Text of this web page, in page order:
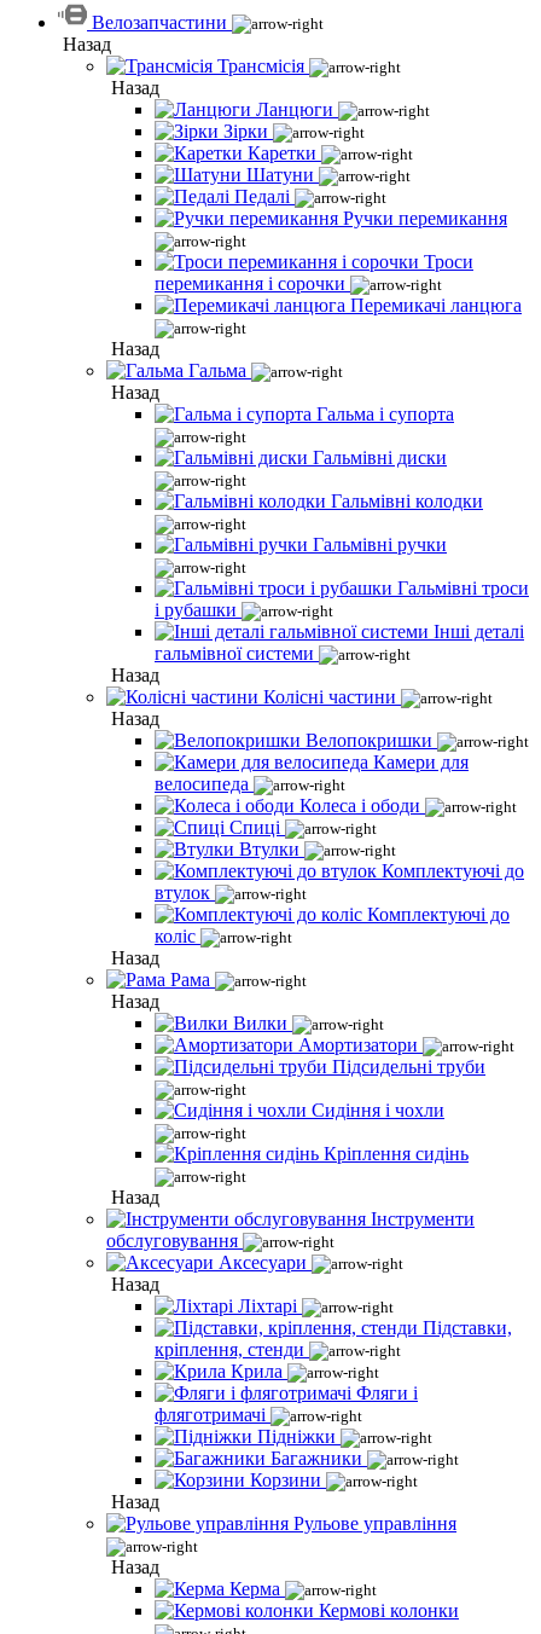
Велозапчастини
Назад
Трансмісія
Назад
Ланцюги
Зірки
Каретки
Шатуни
Педалі
Ручки перемикання
Троси
перемикання і сорочки
Перемикачі ланцюга
Назад
Гальма
Назад
Гальма і супорта
Гальмівні диски
Гальмівні колодки
Гальмівні ручки
Гальмівні троси
і рубашки
Інші деталі
гальмівної системи
Назад
Колісні частини
Назад
Велопокришки
Камери для
велосипеда
Колеса і ободи
Спиці
Втулки
Комплектуючі до
втулок
Комплектуючі до
коліс
Назад
Рама
Назад
Вилки
Амортизатори
Підсидельні труби
Сидіння і чохли
Кріплення сидінь
Назад
Інструменти
обслуговування
Аксесуари
Назад
Ліхтарі
Підставки,
кріплення, стенди
Крила
Фляги і
фляготримачі
Підніжки
Багажники
Корзини
Назад
Рульове управління
Назад
Керма
Кермові колонки